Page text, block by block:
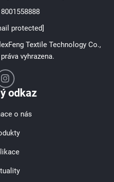
protected]
Textile Technology Co.,
vyhrazena.
odkaz
o nás